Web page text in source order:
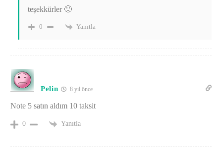
teşekkürler 🙂
0 Yanıtla
Pelin 8 yıl önce
Note 5 satın aldım 10 taksit
0 Yanıtla